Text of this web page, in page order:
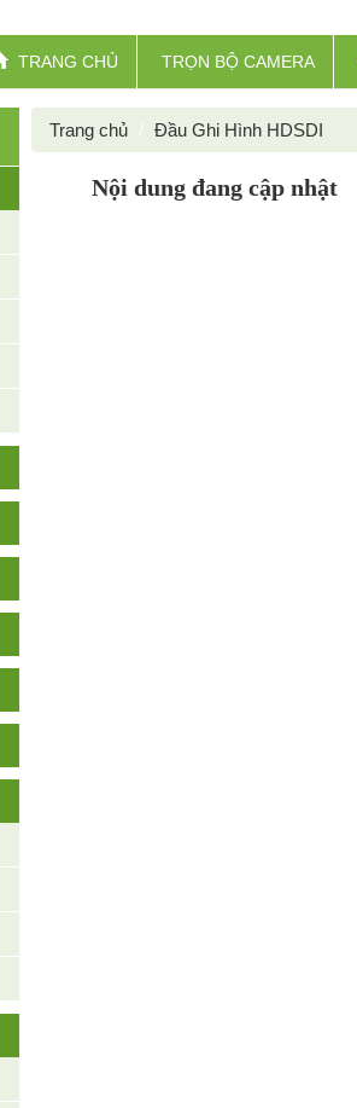
TRANG CHỦ TRỌN BỘ CAMERA
Trang chủ Đầu Ghi Hình HDSDI
Nội dung đang cập nhật